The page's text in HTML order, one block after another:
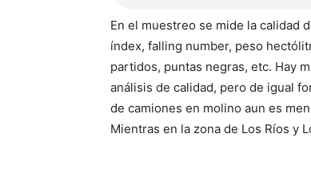
En el muestreo se mide la calidad
índex, falling number, peso
partidos, puntas negras, etc. Hay
análisis de calidad, pero de igual
de camiones en molino aun es
Mientras en la zona de Los Ríos y